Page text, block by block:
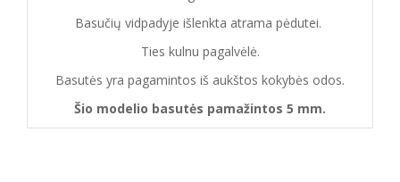
Basučių vidpadyje išlenkta atrama pėdutei.
Ties kulnu pagalvėlė.
Basutės yra pagamintos iš aukštos kokybės odos.
Šio modelio basutės pamažintos 5 mm.